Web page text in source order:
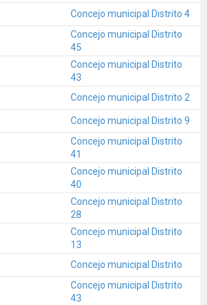
Concejo municipal Distrito 4
Concejo municipal Distrito
45
Concejo municipal Distrito
43
Concejo municipal Distrito 2
Concejo municipal Distrito 9
Concejo municipal Distrito
41
Concejo municipal Distrito
40
Concejo municipal Distrito
28
Concejo municipal Distrito
13
Concejo municipal Distrito
Concejo municipal Distrito
43